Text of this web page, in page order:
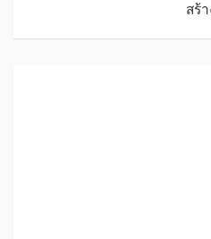
สร้